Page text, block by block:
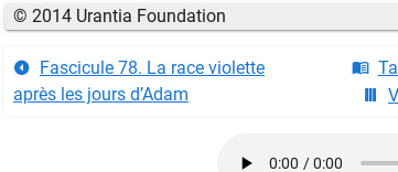
© 2014 Urantia Foundation
Fascicule 78. La race violette
après les jours d’Adam